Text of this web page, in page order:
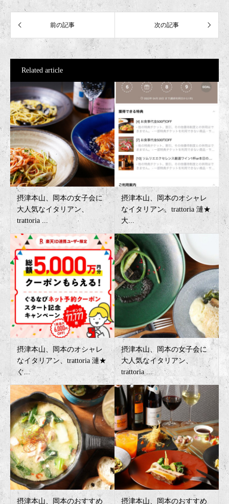
Related article
摂津本山、岡本の女子会に
大人気なイタリアン、
trattoria ...
摂津本山、岡本のオシャレ
なイタリアン、trattoria 漣★
大...
摂津本山、岡本のオシャレ
なイタリアン、trattoria 漣★
ぐ...
摂津本山、岡本の女子会に
大人気なイタリアン、
trattoria ...
摂津本山、岡本のおすすめ
摂津本山、岡本のおすすめ